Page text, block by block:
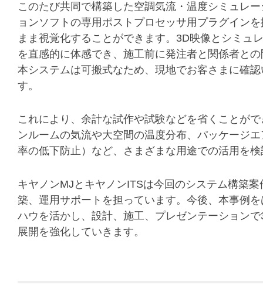
このたび共同で構築した空調気流・温度シミュレ
ョンソフトの専用ポストプロセッサ用プラグイン
まま視覚化することができます。3D映像とシミュ
を直感的に体感でき、施工前に発注者と関係者と
本システムは可搬式なため、現地でお客さまに確
す。
これにより、余計な試作や試験などを省くことが
ンルームの気流や大空間の温度分布、パッケージ
率の低下防止）など、さまざまな用途での活用を
キヤノンMJとキヤノンITSは今回のシステム構築
築、運用サポートを担っています。今後、本事例
ハウを活かし、設計、施工、プレゼンテーション
展開を強化していきます。